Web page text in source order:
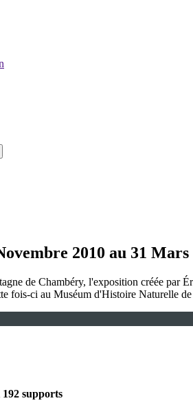
2010 au 31 Mars
de Chambéry, l'exposition créée par
fois-ci au Muséum d'Histoire Naturelle
192 supports